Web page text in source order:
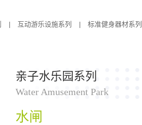
| 互动游乐设施系列 | 标准健身器材系列
亲子水乐园系列
Water Amusement Park
水闸